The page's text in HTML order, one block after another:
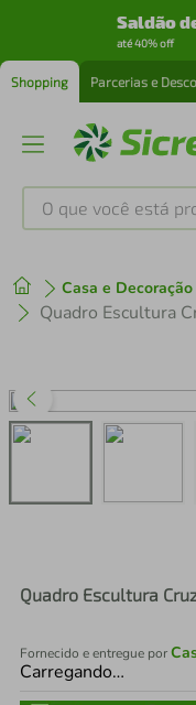
Saldão
até 40% off
Shopping Parcerias e
O que você está
Casa e Decoração
Quadro Escultura
Fornecido e entregue por
Carregando…
1º tenis
perfume